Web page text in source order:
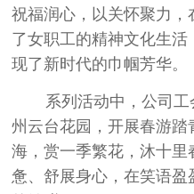
祝福润心，以关怀聚力
了女职工的精神文化生
现了新时代的巾帼芳华。
系列活动中，公司
州云台花园，开展春游
海，赏一季繁花，沐十
惫、舒展身心，在笑语盈